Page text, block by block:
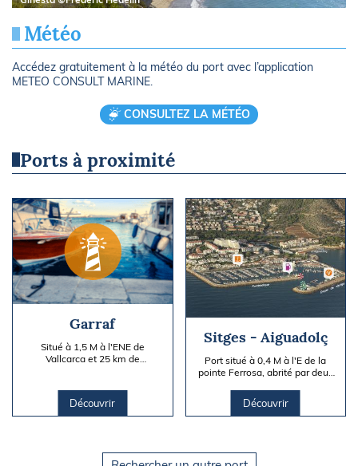
Météo
Accédez gratuitement à la météo du port avec l’application
METEO CONSULT MARINE.
CONSULTEZ LA MÉTÉO
Ports à proximité
Garraf
Situé à 1,5 M à l'ENE de
Vallcarca et 25 km de
Découvrir
Sitges - Aiguadolç
Port situé à 0,4 M à l'E de la
pointe Ferrosa, abrité par deux
s'ouvre à l'W.
Découvrir